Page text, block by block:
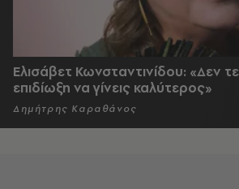
Ελισάβετ Κωνσταντινίδου: «Δεν
επιδίωξη να γίνεις καλύτερος»
Δημήτρης Καραθάνος